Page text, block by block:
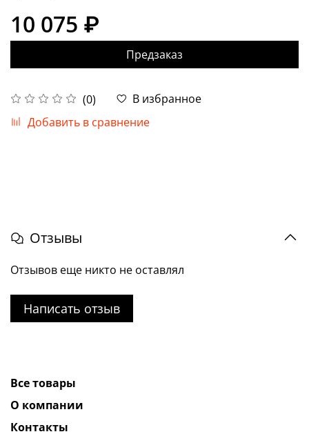
(0)
В избранное
Добавить в сравнение
10 075 ₽
Предзаказ
Отзывы
Отзывов еще никто не оставлял
Написать отзыв
Все товары
О компании
Контакты